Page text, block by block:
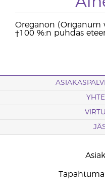
Oreganon (Origanum
†100 %:n puhdas